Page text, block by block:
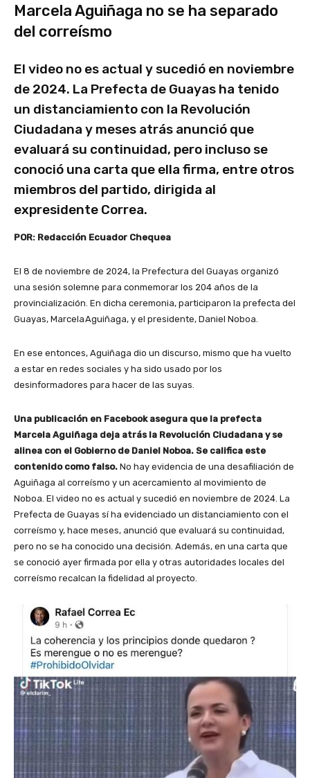
Marcela Aguiñaga no se ha separado
del correísmo
El video no es actual y sucedió en noviembre
de 2024. La Prefecta de Guayas ha tenido
un distanciamiento con la Revolución
Ciudadana y meses atrás anunció que
evaluará su continuidad, pero incluso se
conoció una carta que ella firma, entre otros
miembros del partido, dirigida al
expresidente Correa.
POR: Redacción Ecuador Chequea
El 8 de noviembre de 2024, la Prefectura del Guayas organizó
una sesión solemne para conmemorar los 204 años de la
provincialización. En dicha ceremonia, participaron la prefecta del
Guayas, Marcela Aguiñaga, y el presidente, Daniel Noboa.
En ese entonces, Aguiñaga dio un discurso, mismo que ha vuelto
a estar en redes sociales y ha sido usado por los
desinformadores para hacer de las suyas.
Una publicación en Facebook asegura que la prefecta
Marcela Aguiñaga deja atrás la Revolución Ciudadana y se
alinea con el Gobierno de Daniel Noboa. Se califica este
contenido como falso. No hay evidencia de una desafiliación de
Aguiñaga al correísmo y un acercamiento al movimiento de
Noboa. El video no es actual y sucedió en noviembre de 2024. La
Prefecta de Guayas sí ha evidenciado un distanciamiento con el
correísmo y, hace meses, anunció que evaluará su continuidad,
pero no se ha conocido una decisión. Además, en una carta que
se conoció ayer firmada por ella y otras autoridades locales del
correísmo recalcan la fidelidad al proyecto.